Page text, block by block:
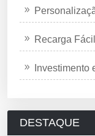
Recarga
Investimento
DESTAQUE